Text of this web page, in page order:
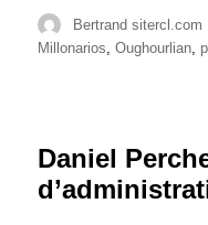
Auteur
Bertrand sitercl.com
Millonarios,Oughourlian,
Daniel